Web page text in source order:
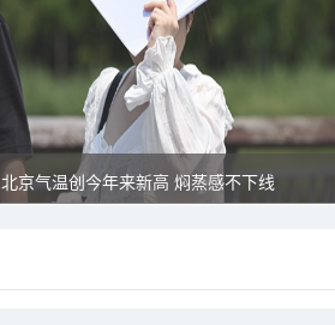
北京气温创今年来新高 焖蒸感不下线